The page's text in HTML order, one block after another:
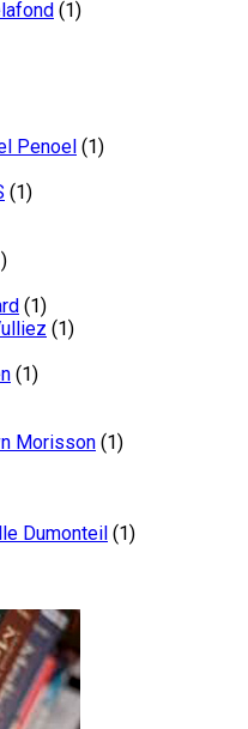
(1)
Penoel (1)
(1)
(1)
(1)
(1)
Morisson (1)
Dumonteil (1)